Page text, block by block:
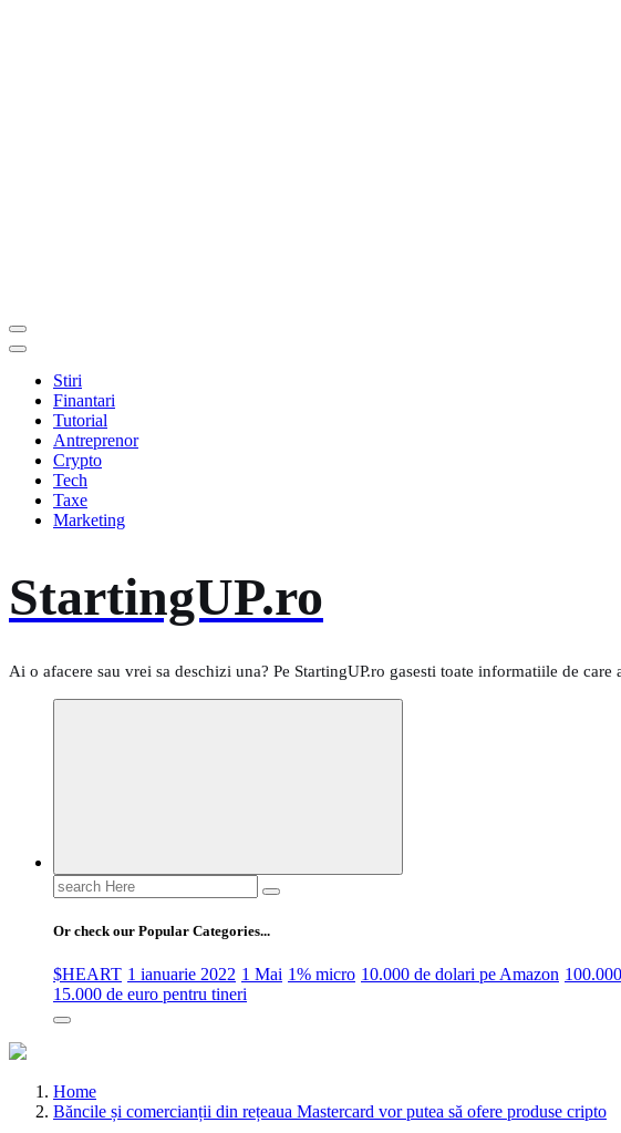
Stiri
Finantari
Tutorial
Antreprenor
Crypto
Tech
Taxe
Marketing
StartingUP.ro
Ai o afacere sau vrei sa deschizi una? Pe StartingUP.ro gasesti toate informatiile de care
Search
for:
Or check our Popular Categories...
$HEART 1 ianuarie 2022 1 Mai 1% micro 10.000 de dolari pe Amazon
15.000 de euro pentru tineri
Home
Băncile și comercianții din rețeaua Mastercard vor putea să ofere produse cripto